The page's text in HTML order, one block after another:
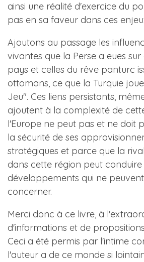
ainsi une réalité d'exercice du
pas en sa faveur dans ces
Ajoutons au passage les
vivantes que la Perse a eues
pays et celles du rêve panturc
ottomans, ce que la Turquie
Jeu". Ces liens persistants,
ajoutent à la complexité de
l'Europe ne peut pas et ne doit
la sécurité de ses
stratégiques et parce que la
dans cette région peut conduire
développements qui ne
concerner.
Merci donc à ce livre, à
d'informations et de
Ceci a été permis par l'intime
l'auteur a de ce monde si